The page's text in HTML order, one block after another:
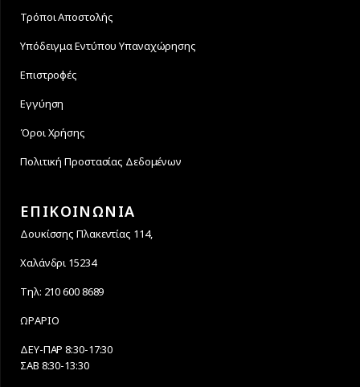
Τρόποι Αποστολής
Υπόδειγμα Εντύπου Υπαναχώρησης
Επιστροφές
Εγγύηση
Όροι Χρήσης
Πολιτική Προστασίας Δεδομένων
ΕΠΙΚΟΙΝΩΝΙΑ
Δουκίσσης Πλακεντίας 114,
Χαλάνδρι 15234
Τηλ: 210 600 8689
ΩΡΑΡΙΟ
ΔΕΥ-ΠΑΡ 8:30-17:30
ΣΑΒ 8:30-13:30